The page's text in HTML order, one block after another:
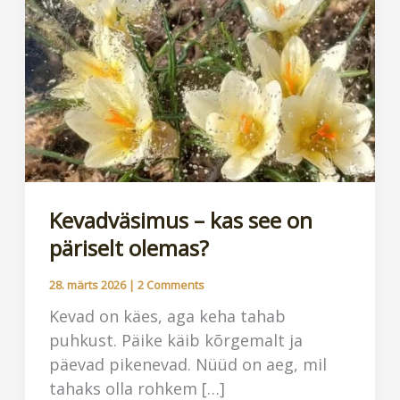
Kevadväsimus – kas see on
päriselt olemas?
28. märts 2026 | 2 Comments
Kevad on käes, aga keha tahab
puhkust. Päike käib kõrgemalt ja
päevad pikenevad. Nüüd on aeg, mil
tahaks olla rohkem […]